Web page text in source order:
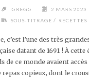
GREGG
2 MARS 2023
SOUS-TITRAGE / RECETTES
c’est l’une des très
datant de 1691 ! À cette
de ce monde avaient
repas copieux, dont le